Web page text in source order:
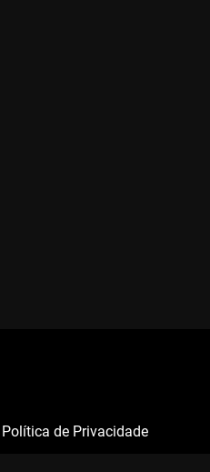
Política de Privacidade